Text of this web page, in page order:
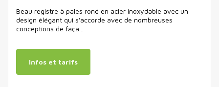
Beau registre à pales rond en acier inoxydable avec un
design élégant qui s'accorde avec de nombreuses
conceptions de faça...
Infos et tarifs